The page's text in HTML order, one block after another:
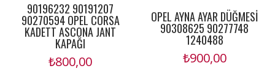
90196232 90191207
90270594 OPEL CORSA
KADETT ASCONA JANT
KAPAĞI
₺800,00
OPEL AYNA AYAR DÜĞMESİ
90308625 90277748
1240488
₺900,00